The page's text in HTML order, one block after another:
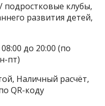
подростковые клубы,
развития детей,
до 20:00 (по
пт)
Наличный расчёт,
QR-коду